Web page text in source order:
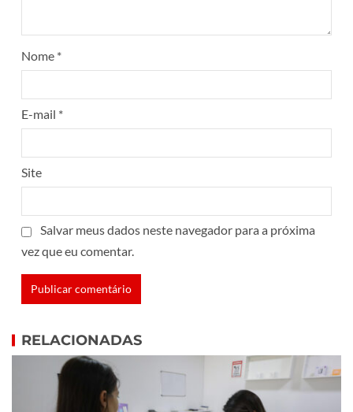
Nome *
E-mail *
Site
Salvar meus dados neste navegador para a próxima
vez que eu comentar.
RELACIONADAS